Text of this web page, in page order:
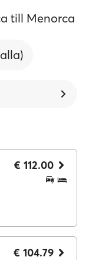
till Menorca
€ 112.00
€ 104.79